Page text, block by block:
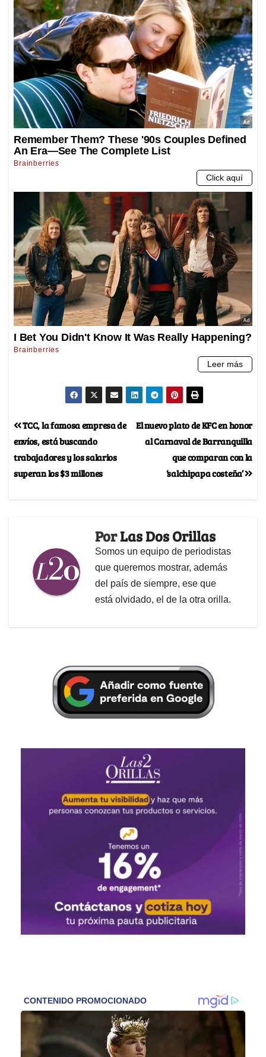
El nuevo plato de KFC en honor
al Carnaval de Barranquilla
que comparan con la
‘salchipapa costeña’
TCC, la famosa empresa de
envíos, está buscando
trabajadores y los salarios
superan los $3 millones
PorLas Dos Orillas
Somos un equipo de periodistas
que queremos mostrar, además
del país de siempre, ese que
está olvidado, el de la otra orilla.